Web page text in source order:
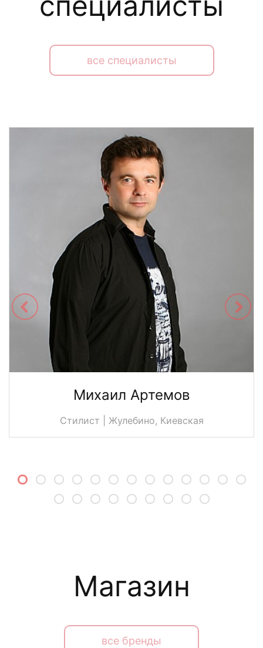
все специалисты
Михаил Артемов
Стилист | Жулебино, Киевская
Магазин
все бренды